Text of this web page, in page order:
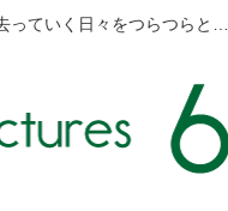
っていく日々をつらつらと…